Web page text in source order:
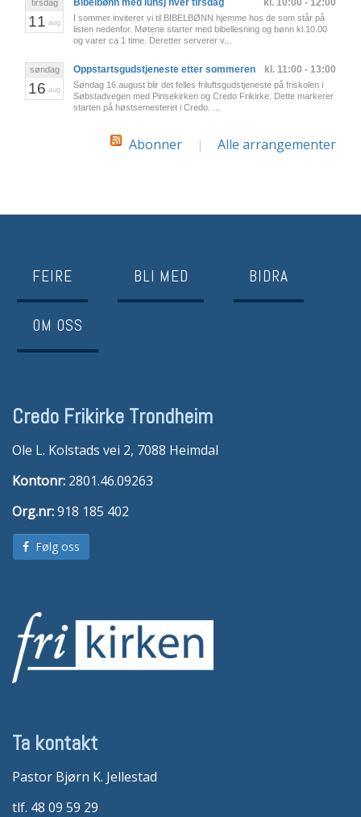
tirsdag
11 aug
kl. 10:00 - 12:00
Bibelbønn med lunsj hver tirsdag
I sommer inviterer vi til BIBELBØNN hjemme hos de som står på
listen nedenfor. Møtene starter med bibellesning og bønn kl.10.00
og varer ca 1 time. Deretter serverer v...
søndag
16 aug
kl. 11:00 - 13:00
Oppstartsgudstjeneste etter sommeren
Søndag 16.august blir det felles friluftsgudstjeneste på friskolen i
Søbstadvegen med Pinsekirken og Credo Frikirke. Dette markerer
starten på høstsemesteret i Credo. ...
Abonner | Alle arrangementer
FEIRE BLI MED BIDRA
OM OSS
Credo Frikirke Trondheim
Ole L. Kolstads vei 2, 7088 Heimdal
Kontonr: 2801.46.09263
Org.nr:918 185 402
Følg oss
Ta kontakt
Pastor Bjørn K. Jellestad
tlf. 48 09 59 29